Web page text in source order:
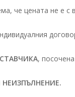
че цената не е
,